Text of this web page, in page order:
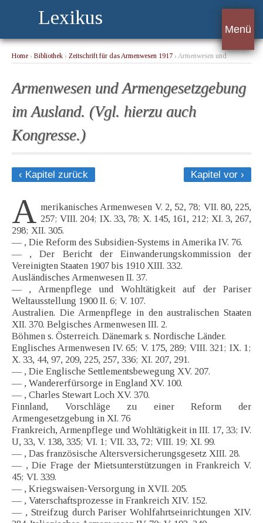
Lexikus
Menü
Home › Bibliothek › Zeitschrift für das Armenwesen 1917 › Armenwesen und
Armenwesen und Armengesetzgebung
im Ausland. (Vgl. hierzu auch
Kongresse.)
‹ Kapitel zurück Kapitel vor ›
A merikanisches Armenwesen V. 2, 52, 78; VII. 80, 225,
257; VIII. 204; IX. 33, 78; X. 145, 161, 212; XI. 3, 267,
298; XII. 305.
— , Die Reform des Subsidien-Systems in Amerika IV. 76.
— , Der Bericht der Einwanderungskommission der
Vereinigten Staaten 1907 bis 1910 XIII. 332.
Ausländisches Armenwesen II. 37.
— , Armenpflege und Wohltätigkeit auf der Pariser
Weltausstellung 1900 II. 6; V. 107.
Australien. Die Armenpflege in den australischen Staaten
XII. 370. Belgisches Armenwesen III. 2.
Böhmen s. Österreich. Dänemark s. Nordische Länder.
Englisches Armenwesen IV. 65; V. 175, 289; VIII. 321; IX. 1;
X. 33, 44, 97, 209, 225, 257, 336; XI. 207, 291.
— , Die Englische Settlementsbewegung XV. 207.
— , Wandererfürsorge in England XV. 100.
— , Charles Stewart Loch XV. 370.
Finnland, Vorschläge zu einer Reform der
Armengesetzgebung in XI. 76
Frankreich, Armenpflege und Wohltätigkeit in III. 17, 33; IV.
U, 33, V. 138, 335; VI. 1; VII. 33, 72; VIII. 19; XI. 99.
— , Das französische Altersversicherungsgesetz XIII. 28.
— , Die Frage der Mietsunterstützungen in Frankreich V.
45; VI. 339.
— , Kriegswaisen-Versorgung in XVII. 205.
— , Vaterschaftsprozesse in Frankreich XIV. 152.
— , Streifzug durch Pariser Wohlfahrtseinrichtungen XIV.